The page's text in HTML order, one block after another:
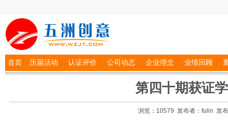
首页 历届活动 认证评价 公司动态 企业理念 业绩回顾
第四十期获证
浏览：10579 发布者：fulin 发